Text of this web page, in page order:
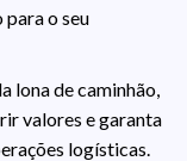
para o seu
lona de caminhão,
valores e garanta
logísticas.